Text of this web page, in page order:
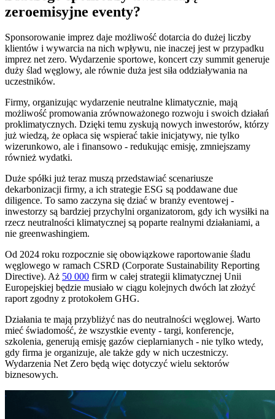
zeroemisyjne eventy?
Sponsorowanie imprez daje możliwość dotarcia do dużej liczby
klientów i wywarcia na nich wpływu, nie inaczej jest w przypadku
imprez net zero. Wydarzenie sportowe, koncert czy summit generuje
duży ślad węglowy, ale równie duża jest siła oddziaływania na
uczestników.
Firmy, organizując wydarzenie neutralne klimatycznie, mają
możliwość promowania zrównoważonego rozwoju i swoich działań
proklimatycznych. Dzięki temu zyskują nowych inwestorów, którzy
już wiedzą, że opłaca się wspierać takie inicjatywy, nie tylko
wizerunkowo, ale i finansowo - redukując emisję, zmniejszamy
również wydatki.
Duże spółki już teraz muszą przedstawiać scenariusze
dekarbonizacji firmy, a ich strategie ESG są poddawane due
diligence. To samo zaczyna się dziać w branży eventowej -
inwestorzy są bardziej przychylni organizatorom, gdy ich wysiłki na
rzecz neutralności klimatycznej są poparte realnymi działaniami, a
nie greenwashingiem.
Od 2024 roku rozpocznie się obowiązkowe raportowanie śladu
węglowego w ramach CSRD (Corporate Sustainability Reporting
Directive). Aż 50 000 firm w całej strategii klimatycznej Unii
Europejskiej będzie musiało w ciągu kolejnych dwóch lat złożyć
raport zgodny z protokołem GHG.
Działania te mają przybliżyć nas do neutralności węglowej. Warto
mieć świadomość, że wszystkie eventy - targi, konferencje,
szkolenia, generują emisję gazów cieplarnianych - nie tylko wtedy,
gdy firma je organizuje, ale także gdy w nich uczestniczy.
Wydarzenia Net Zero będą więc dotyczyć wielu sektorów
biznesowych.